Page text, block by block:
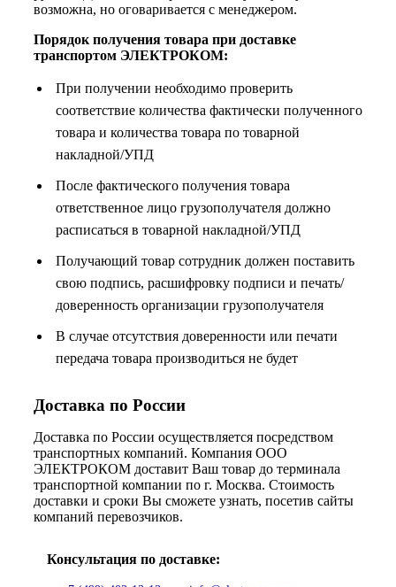
возможна, но оговаривается с менеджером.
Порядок получения товара при доставке
транспортом ЭЛЕКТРОКОМ:
При получении необходимо проверить
соответствие количества фактически полученного
товара и количества товара по товарной
накладной/УПД
После фактического получения товара
ответственное лицо грузополучателя должно
расписаться в товарной накладной/УПД
Получающий товар сотрудник должен поставить
свою подпись, расшифровку подписи и печать/
доверенность организации грузополучателя
В случае отсутствия доверенности или печати
передача товара производиться не будет
Доставка по России
Доставка по России осуществляется посредством
транспортных компаний. Компания ООО
ЭЛЕКТРОКОМ доставит Ваш товар до терминала
транспортной компании по г. Москва. Стоимость
доставки и сроки Вы сможете узнать, посетив сайты
компаний перевозчиков.
Консультация по доставке: